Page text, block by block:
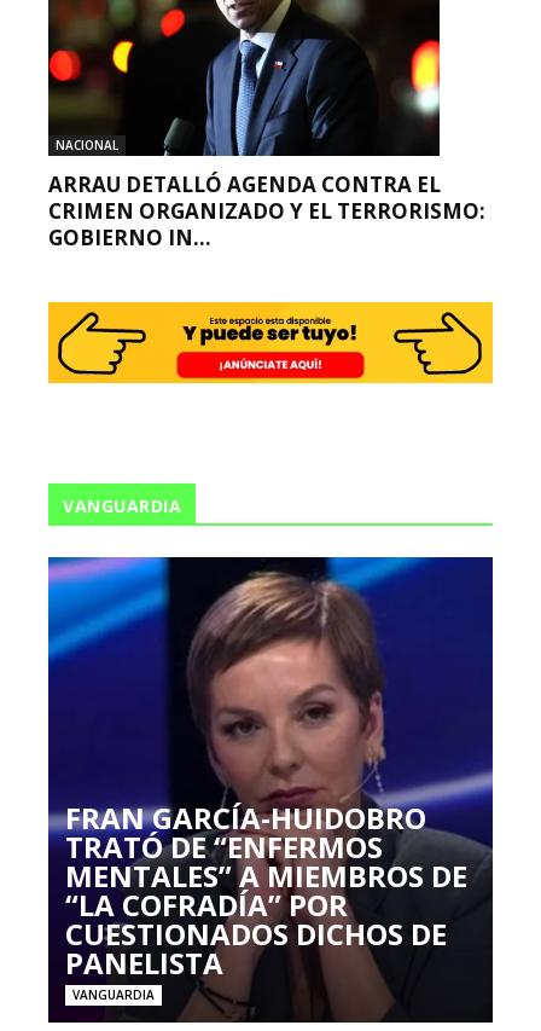
NACIONAL
ARRAU DETALLÓ AGENDA CONTRA EL
CRIMEN ORGANIZADO Y EL TERRORISMO:
GOBIERNO IN...
VANGUARDIA
FRAN GARCÍA-HUIDOBRO
TRATÓ DE “ENFERMOS
MENTALES” A MIEMBROS DE
“LA COFRADÍA” POR
CUESTIONADOS DICHOS DE
PANELISTA
VANGUARDIA